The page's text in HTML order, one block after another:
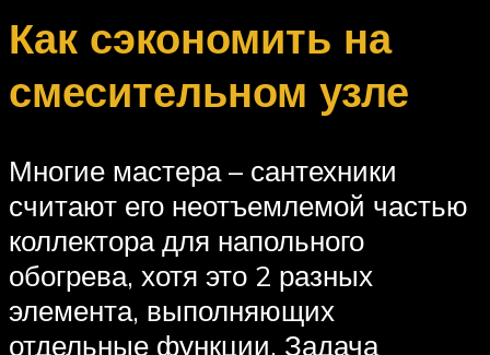
Как сэкономить на
смесительном узле
Многие мастера – сантехники
считают его неотъемлемой частью
коллектора для напольного
обогрева, хотя это 2 разных
элемента, выполняющих
отдельные функции. Задача